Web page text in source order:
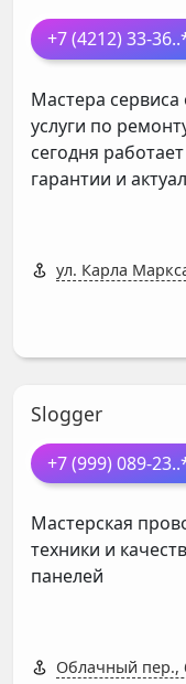
+7 (4212) 33-36
Мастера
услуги по
сегодня
гарантии и
ул. Карла
Slogger
+7 (999) 089-23
Мастерская
техники и
панелей
Облачный пер.,